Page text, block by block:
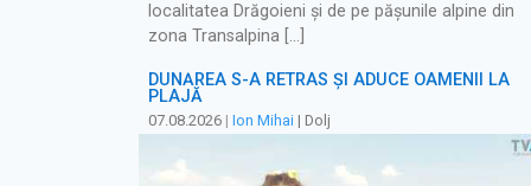
localitatea Drăgoieni și de pe pășunile alpine din
zona Transalpina […]
DUNĂREA S-A RETRAS ŞI ADUCE OAMENII LA
PLAJĂ
07.08.2026 | Ion Mihai | Dolj